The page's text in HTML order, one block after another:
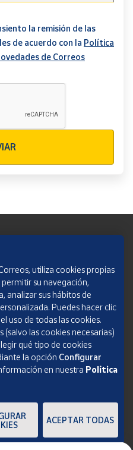
la remisión de las
de acuerdo con la Política
de Correos
S.A., S.M.E. Todos los derechos
utiliza cookies propias
su navegación,
analizar sus hábitos de
Puedes hacer clic
uso de todas las cookies.
las cookies necesarias)
qué tipo de cookies
la opción Configurar
en nuestra Política
ACEPTAR TODAS